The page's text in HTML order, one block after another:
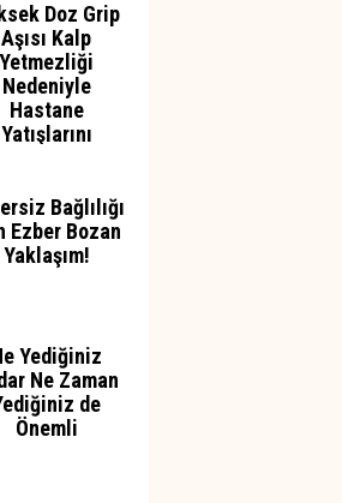
Doz Grip
Aşısı Kalp
Yetmezliği
Nedeniyle
Hastane
Yatışlarını
Bağlılığı
Ezber Bozan
Yaklaşım!
Yediğiniz
Ne Zaman
de
Önemli